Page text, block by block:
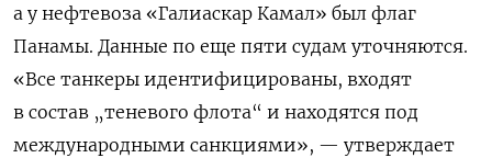
а у нефтевоза «Галиаскар Камал» был флаг
Панамы. Данные по еще пяти судам уточняются.
«Все танкеры идентифицированы, входят
в состав „теневого флота“ и находятся под
международными санкциями», — утверждает